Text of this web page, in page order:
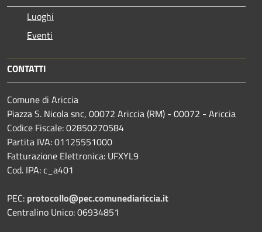
Luoghi
Eventi
CONTATTI
Comune di Ariccia
Piazza S. Nicola snc, 00072 Ariccia (RM) - 00072 - Ariccia
Codice Fiscale: 02850270584
Partita IVA: 01125551000
Fatturazione Elettronica: UFXYL9
Cod. IPA: c_a401
PEC: protocollo@pec.comunediariccia.it
Centralino Unico: 06934851